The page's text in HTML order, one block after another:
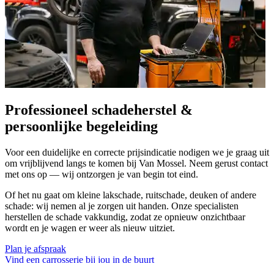
Professioneel schadeherstel &
persoonlijke begeleiding
Voor een duidelijke en correcte prijsindicatie nodigen we je graag uit
om vrijblijvend langs te komen bij Van Mossel. Neem gerust contact
met ons op — wij ontzorgen je van begin tot eind.
Of het nu gaat om kleine lakschade, ruitschade, deuken of andere
schade: wij nemen al je zorgen uit handen. Onze specialisten
herstellen de schade vakkundig, zodat ze opnieuw onzichtbaar
wordt en je wagen er weer als nieuw uitziet.
Plan je afspraak
Vind een carrosserie bij jou in de buurt